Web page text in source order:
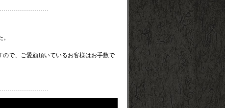
、ご愛顧頂いているお客様はお手数で